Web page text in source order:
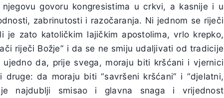
govoru kongresistima u crkvi, a kasnije i u
zabrinutosti i razočaranja. Ni jednom se riječi
je zato katoličkim lajičkim apostolima, vrlo krepko,
riječi Božje” i da se ne smiju udaljivati od tradicije
da, prije svega, moraju biti kršćani i vjernici
da moraju biti “savršeni kršćani” i “djelatni,
najdublji smisao i glavna snaga i vrijednost